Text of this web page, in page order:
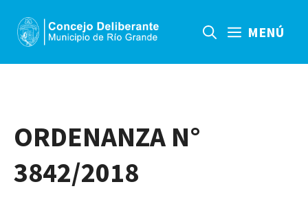
contenido
MENÚ
ORDENANZA N°
3842/2018